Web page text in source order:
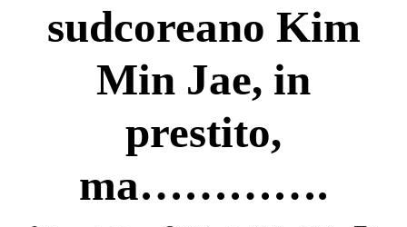
sudcoreano Kim
Min Jae, in
prestito,
ma………….